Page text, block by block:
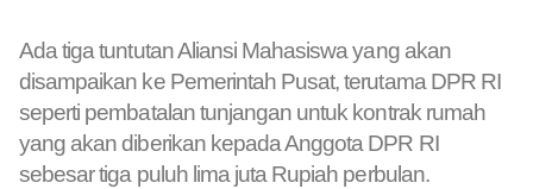
Ada tiga tuntutan Aliansi Mahasiswa yang akan
disampaikan ke Pemerintah Pusat, terutama DPR RI
seperti pembatalan tunjangan untuk kontrak rumah
yang akan diberikan kepada Anggota DPR RI
sebesar tiga puluh lima juta Rupiah perbulan.